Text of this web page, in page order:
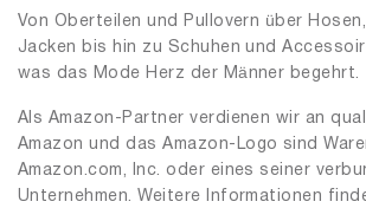
Von Oberteilen und Pullovern über
Jacken bis hin zu Schuhen und
was das Mode Herz der Männer begehrt.
Als Amazon-Partner verdienen wir an
Amazon und das Amazon-Logo sind
Amazon.com, Inc. oder eines seiner
Unternehmen. Weitere Informationen